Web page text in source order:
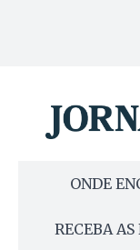
ONDE
RECEBA